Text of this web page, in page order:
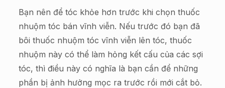
Bạn nên để tóc khỏe hơn trước khi chọn thuốc
nhuộm tóc bán vĩnh viễn. Nếu trước đó bạn đã
bôi thuốc nhuộm tóc vĩnh viễn lên tóc, thuốc
nhuộm này có thể làm hỏng kết cấu của các sợi
tóc, thì điều này có nghĩa là bạn cần để những
phần bị ảnh hưởng mọc ra trước rồi mới cắt bỏ.